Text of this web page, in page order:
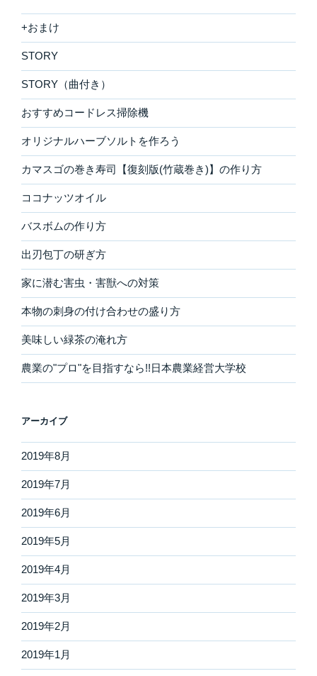
+おまけ
STORY
STORY（曲付き）
おすすめコードレス掃除機
オリジナルハーブソルトを作ろう
カマスゴの巻き寿司【復刻版(竹蔵巻き)】の作り方
ココナッツオイル
バスボムの作り方
出刃包丁の研ぎ方
家に潜む害虫・害獣への対策
本物の刺身の付け合わせの盛り方
美味しい緑茶の淹れ方
農業の"プロ"を目指すなら!!日本農業経営大学校
アーカイブ
2019年8月
2019年7月
2019年6月
2019年5月
2019年4月
2019年3月
2019年2月
2019年1月